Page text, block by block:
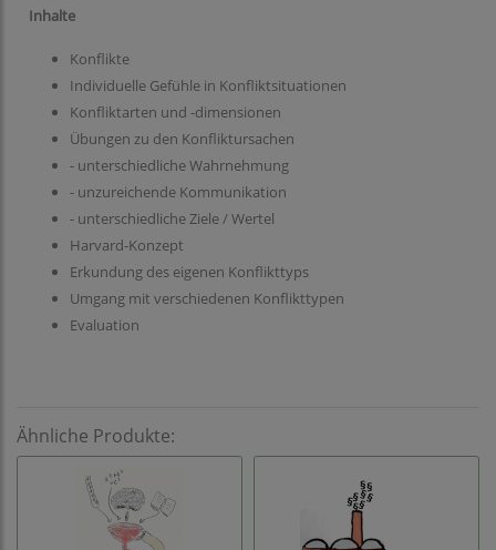
Inhalte
Konflikte
Individuelle Gefühle in Konfliktsituationen
Konfliktarten und -dimensionen
Übungen zu den Konfliktursachen
- unterschiedliche Wahrnehmung
- unzureichende Kommunikation
- unterschiedliche Ziele / Wertel
Harvard-Konzept
Erkundung des eigenen Konflikttyps
Umgang mit verschiedenen Konflikttypen
Evaluation
Ähnliche Produkte: